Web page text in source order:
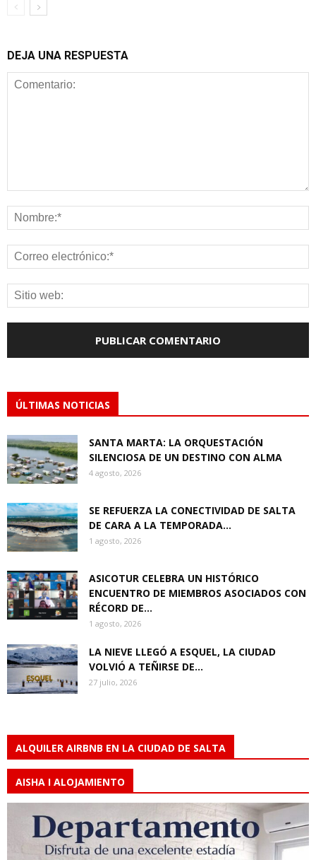
DEJA UNA RESPUESTA
ÚLTIMAS NOTICIAS
SANTA MARTA: LA ORQUESTACIÓN
SILENCIOSA DE UN DESTINO CON ALMA
4 agosto, 2026
SE REFUERZA LA CONECTIVIDAD DE SALTA
DE CARA A LA TEMPORADA...
1 agosto, 2026
ASICOTUR CELEBRA UN HISTÓRICO
ENCUENTRO DE MIEMBROS ASOCIADOS CON
RÉCORD DE...
1 agosto, 2026
LA NIEVE LLEGÓ A ESQUEL, LA CIUDAD
VOLVIÓ A TEÑIRSE DE...
27 julio, 2026
ALQUILER AIRBNB EN LA CIUDAD DE SALTA
AISHA I ALOJAMIENTO